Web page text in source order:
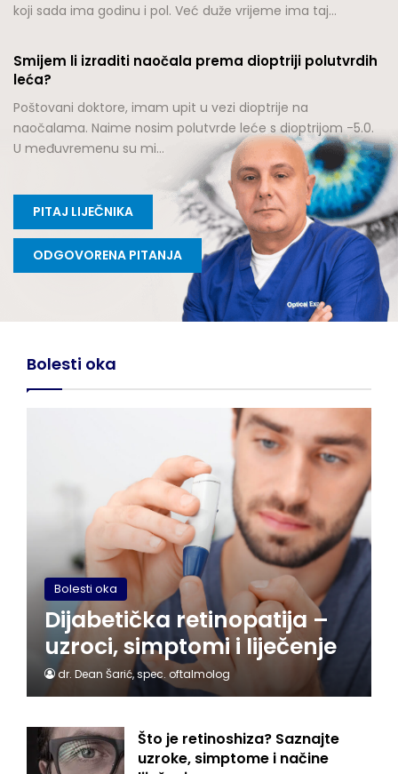
koji sada ima godinu i pol. Već duže vrijeme ima taj…
Smijem li izraditi naočala prema dioptriji polutvrdih
leća?
Poštovani doktore, imam upit u vezi dioptrije na
naočalama. Naime nosim polutvrde leće s dioptrijom -5.0.
U međuvremenu su mi…
PITAJ LIJEČNIKA
ODGOVORENA PITANJA
Bolesti oka
Bolesti oka
Dijabetička retinopatija –
uzroci, simptomi i liječenje
dr. Dean Šarić, spec. oftalmolog
Što je retinoshiza? Saznajte
uzroke, simptome i načine